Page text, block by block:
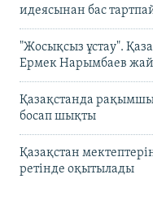
идеясынан бас
"Жосықсыз ұстау".
Ермек Нарымбаев
Қазақстанда
босап шықты
Қазақстан
ретінде оқытылады